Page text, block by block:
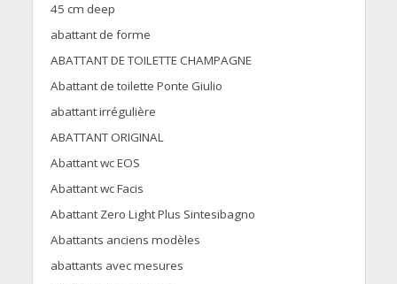
45 cm deep
abattant de forme
ABATTANT DE TOILETTE CHAMPAGNE
Abattant de toilette Ponte Giulio
abattant irrégulière
ABATTANT ORIGINAL
Abattant wc EOS
Abattant wc Facis
Abattant Zero Light Plus Sintesibagno
Abattants anciens modèles
abattants avec mesures